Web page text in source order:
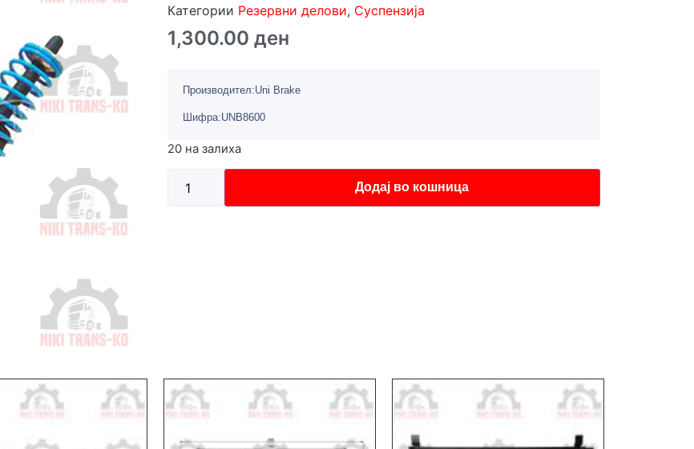
Категории Резервни делови, Суспензија
1,300.00 ден
Производител:Uni Brake
Шифра:UNB8600
20 на залиха
Додај во кошница